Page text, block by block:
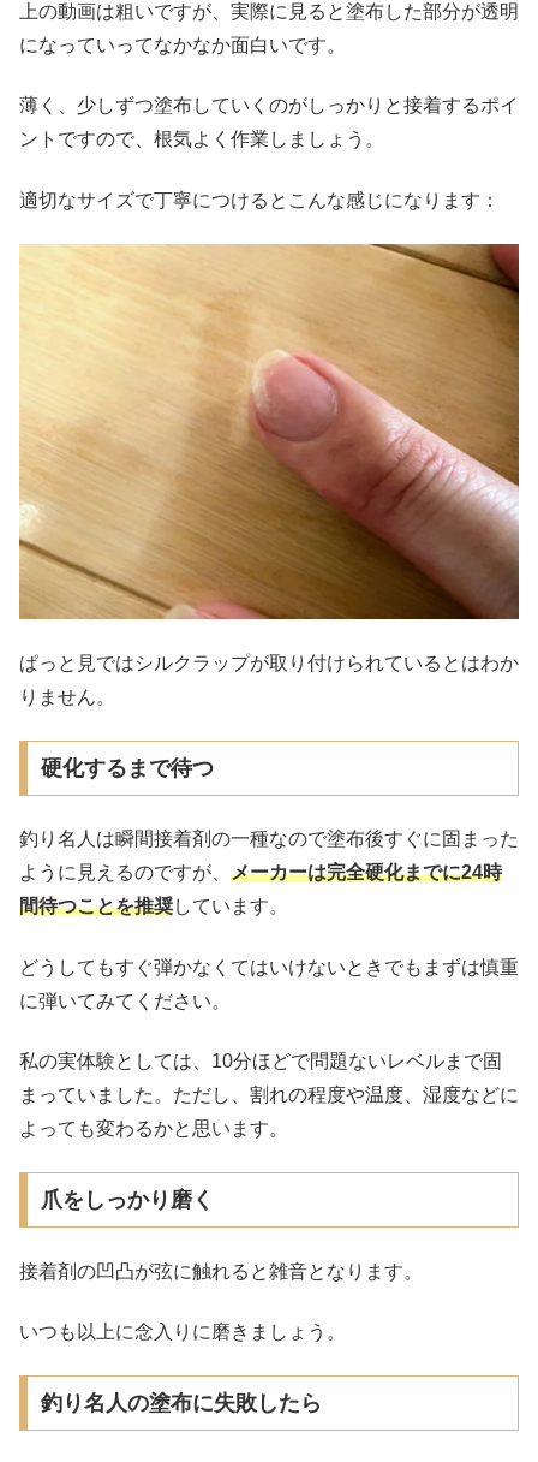
上の動画は粗いですが、実際に見ると塗布した部分が透明
になっていってなかなか面白いです。
薄く、少しずつ塗布していくのがしっかりと接着するポイ
ントですので、根気よく作業しましょう。
適切なサイズで丁寧につけるとこんな感じになります：
ぱっと見ではシルクラップが取り付けられているとはわか
りません。
硬化するまで待つ
釣り名人は瞬間接着剤の一種なので塗布後すぐに固まった
ように見えるのですが、 メーカーは完全硬化までに24時
間待つことを推奨しています。
どうしてもすぐ弾かなくてはいけないときでもまずは慎重
に弾いてみてください。
私の実体験としては、10分ほどで問題ないレベルまで固
まっていました。ただし、割れの程度や温度、湿度などに
よっても変わるかと思います。
爪をしっかり磨く
接着剤の凹凸が弦に触れると雑音となります。
いつも以上に念入りに磨きましょう。
釣り名人の塗布に失敗したら